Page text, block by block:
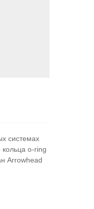
системах
o-ring
Arrowhead